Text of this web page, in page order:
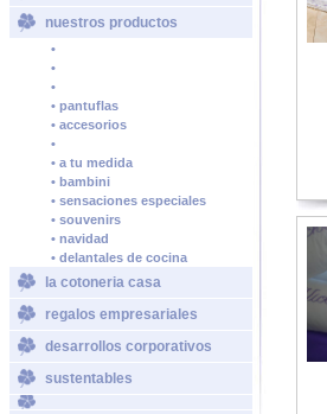
nuestros productos
•
•
•
• pantuflas
• accesorios
•
• a tu medida
• bambini
• sensaciones especiales
• souvenirs
• navidad
• delantales de cocina
la cotoneria casa
regalos empresariales
desarrollos corporativos
sustentables